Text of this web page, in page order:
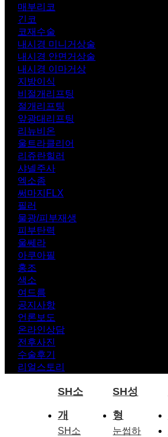
매부리코
긴코
코재수술
내시경 미니거상술
내시경 안면거상술
내시경 이마거상
지방이식
비절개리프팅
절개리프팅
앞광대리프팅
리뉴비온
울트라클리어
리쥬란힐러
샤넬주사
엑소좀
써마지FLX
필러
물광/피부재생
피부탄력
울쎄라
아쿠아필
홍조
색소
여드름
공지사항
언론보도
온라인상담
전후사진
수술후기
리얼스토리
SH소
개
SH소
SH성
형
눈썹하